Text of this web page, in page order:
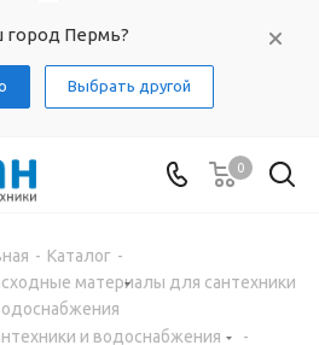
город Пермь?
Выбрать другой
0
- Каталог -
материалы для сантехники
и водоснабжения
-